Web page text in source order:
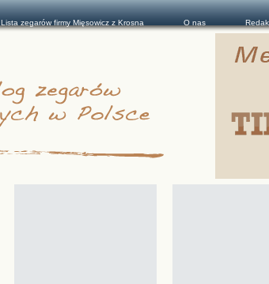
Lista zegarów firmy Mięsowicz z Krosna O nas